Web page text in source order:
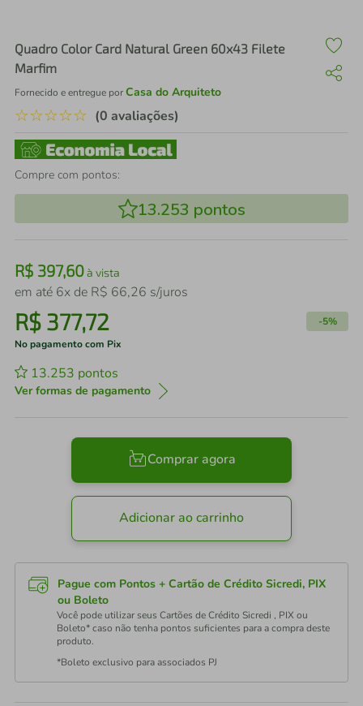
Quadro Color Card Natural Green 60x43 Filete
Marfim
Fornecido e entregue porCasa do Arquiteto
☆☆☆☆☆ (0 avaliações)
Compre com pontos:
13.253 pontos
R$ 397,60à vista
em até 6x de R$ 66,26 s/juros
R$ 377,72 -5%
No pagamento com Pix
13.253 pontos
Ver formas de pagamento
Comprar agora
Adicionar ao carrinho
Pague com Pontos + Cartão de Crédito Sicredi, PIX
ou Boleto
Você pode utilizar seus Cartões de Crédito Sicredi , PIX ou
Boleto* caso não tenha pontos suficientes para a compra deste
produto.
*Boleto exclusivo para associados PJ